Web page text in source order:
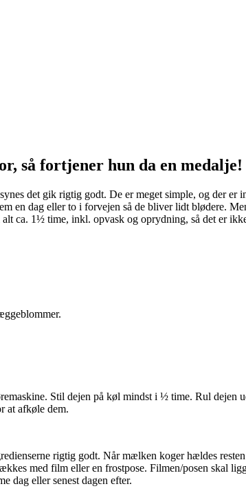
så fortjener hun da en medalje!
det gik rigtig godt. De er meget simple, og der er
en dag eller to i forvejen så de bliver lidt blødere.
ca. 1½ time, inkl. opvask og oprydning, så det er
Stil dejen på køl mindst i ½ time. Rul dejen
at afkøle dem.
rigtig godt. Når mælken koger hældes
med film eller en frostpose. Filmen/posen skal
dag eller senest dagen efter.